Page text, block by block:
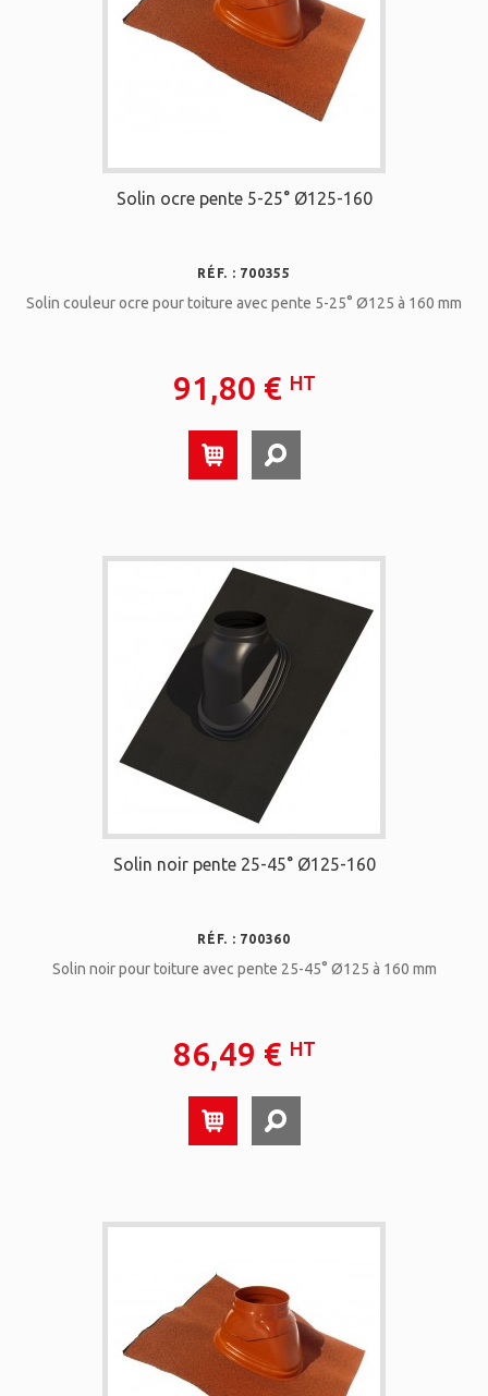
Solin ocre pente 5-25° Ø125-160
RÉF. : 700355
Solin couleur ocre pour toiture avec pente 5-25° Ø125 à 160 mm
91,80 € HT
Solin noir pente 25-45° Ø125-160
RÉF. : 700360
Solin noir pour toiture avec pente 25-45° Ø125 à 160 mm
86,49 € HT